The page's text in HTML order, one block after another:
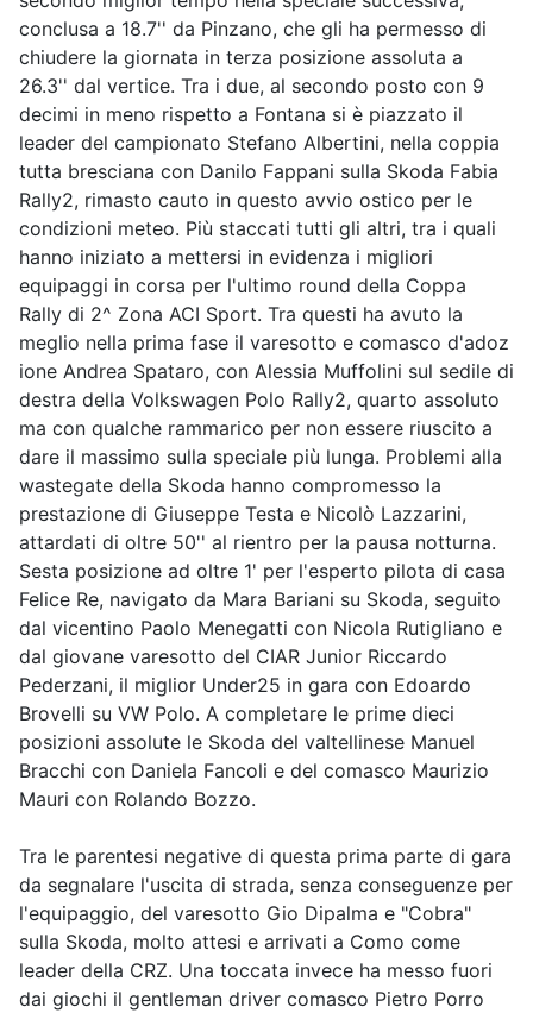
conclusa a 18.7'' da Pinzano, che gli ha permesso di
chiudere la giornata in terza posizione assoluta a
26.3'' dal vertice. Tra i due, al secondo posto con 9
decimi in meno rispetto a Fontana si è piazzato il
leader del campionato Stefano Albertini, nella coppia
tutta bresciana con Danilo Fappani sulla Skoda Fabia
Rally2, rimasto cauto in questo avvio ostico per le
condizioni meteo. Più staccati tutti gli altri, tra i quali
hanno iniziato a mettersi in evidenza i migliori
equipaggi in corsa per l'ultimo round della Coppa
Rally di 2^ Zona ACI Sport. Tra questi ha avuto la
meglio nella prima fase il varesotto e comasco d'adoz
ione Andrea Spataro, con Alessia Muffolini sul sedile di
destra della Volkswagen Polo Rally2, quarto assoluto
ma con qualche rammarico per non essere riuscito a
dare il massimo sulla speciale più lunga. Problemi alla
wastegate della Skoda hanno compromesso la
prestazione di Giuseppe Testa e Nicolò Lazzarini,
attardati di oltre 50'' al rientro per la pausa notturna.
Sesta posizione ad oltre 1' per l'esperto pilota di casa
Felice Re, navigato da Mara Bariani su Skoda, seguito
dal vicentino Paolo Menegatti con Nicola Rutigliano e
dal giovane varesotto del CIAR Junior Riccardo
Pederzani, il miglior Under25 in gara con Edoardo
Brovelli su VW Polo. A completare le prime dieci
posizioni assolute le Skoda del valtellinese Manuel
Bracchi con Daniela Fancoli e del comasco Maurizio
Mauri con Rolando Bozzo.
Tra le parentesi negative di questa prima parte di gara
da segnalare l'uscita di strada, senza conseguenze per
l'equipaggio, del varesotto Gio Dipalma e "Cobra"
sulla Skoda, molto attesi e arrivati a Como come
leader della CRZ. Una toccata invece ha messo fuori
dai giochi il gentleman driver comasco Pietro Porro